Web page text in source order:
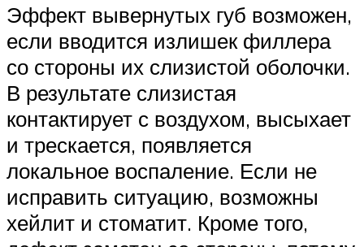
Эффект вывернутых губ возможен,
если вводится излишек филлера
со стороны их слизистой оболочки.
В результате слизистая
контактирует с воздухом, высыхает
и трескается, появляется
локальное воспаление. Если не
исправить ситуацию, возможны
хейлит и стоматит. Кроме того,